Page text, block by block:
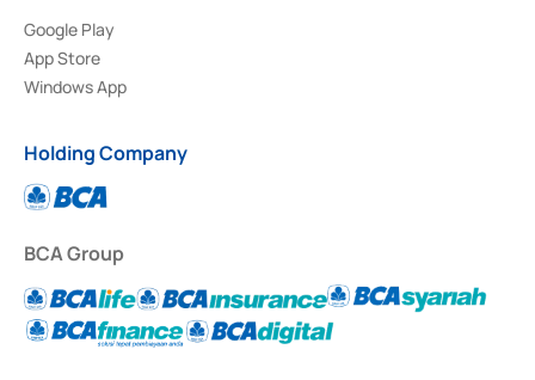
Google Play
App Store
Windows App
Holding Company
BCA Group